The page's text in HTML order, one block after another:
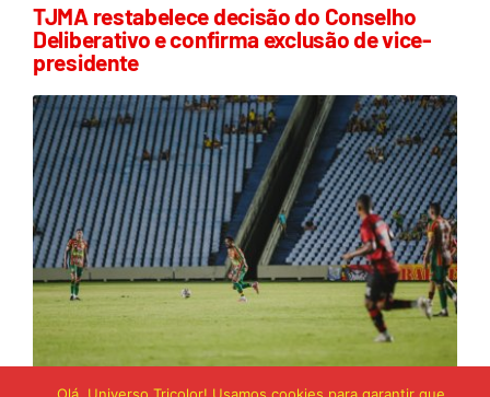
TJMA restabelece decisão do Conselho
Deliberativo e confirma exclusão de vice-
presidente